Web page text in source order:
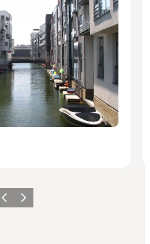
ForrigeNeste